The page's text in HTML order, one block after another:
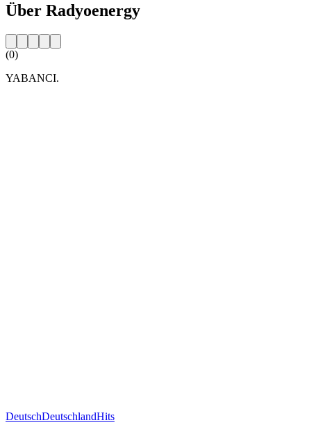
Über Radyoenergy
(0)
YABANCI.
DeutschDeutschlandHits